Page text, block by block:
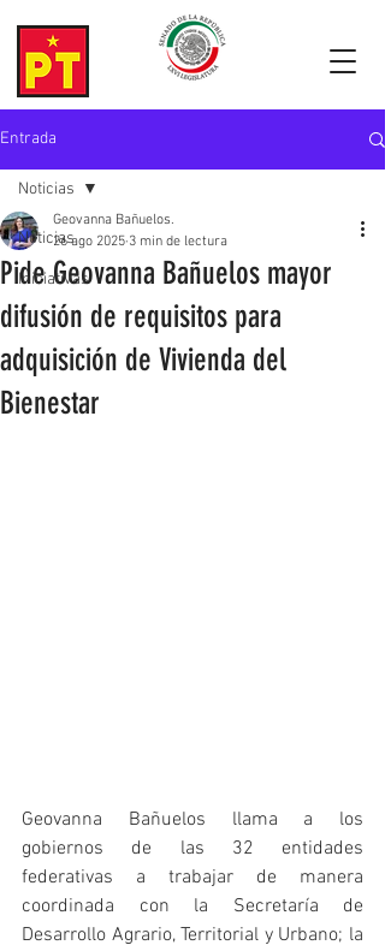
Entrada
Noticias
Iniciativas
Noticias
Pide Geovanna Bañuelos mayor
difusión de requisitos para
adquisición de Vivienda del
Bienestar
Geovanna Bañuelos.
26 ago 2025 3 min de lectura
Geovanna Bañuelos llama a los
gobiernos de las 32 entidades
federativas a trabajar de manera
coordinada con la Secretaría de
Desarrollo Agrario, Territorial y Urbano; la